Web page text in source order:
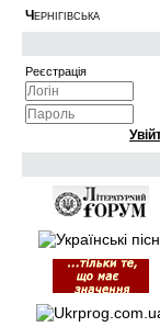
Ч ЕРНІГІВСЬКА
Реєстрація